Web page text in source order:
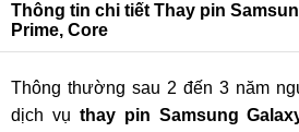
Thông tin chi tiết Thay pin
Prime, Core
Thông thường sau 2 đến 3 năm
dịch vụ thay pin Samsung